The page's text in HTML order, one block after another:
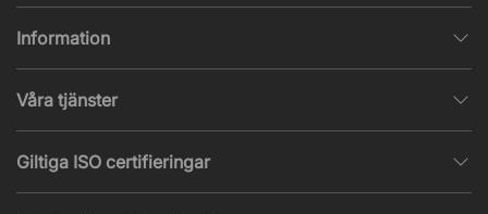
Information
Försäljningsvillkor
Populära sidor
Våra tjänster
Tysta rum & telefonbås
Giltiga ISO certifieringar